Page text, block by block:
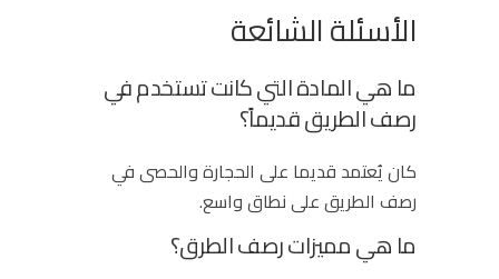
الأسئلة الشائعة
ما هي المادة التي كانت تستخدم في
رصف الطريق قديماً؟
كان يُعتمد قديما على الحجارة والحصى في
رصف الطريق على نطاق واسع.
ما هي مميزات رصف الطرق؟